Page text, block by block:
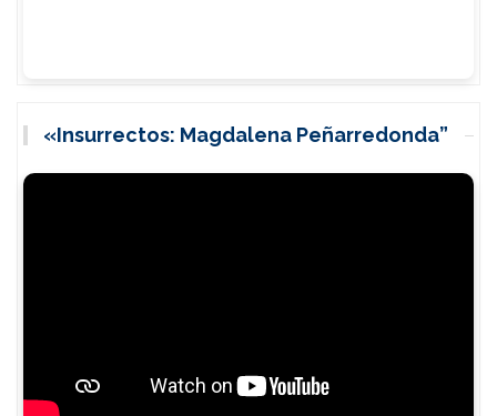
«Insurrectos: Magdalena Peñarredonda”